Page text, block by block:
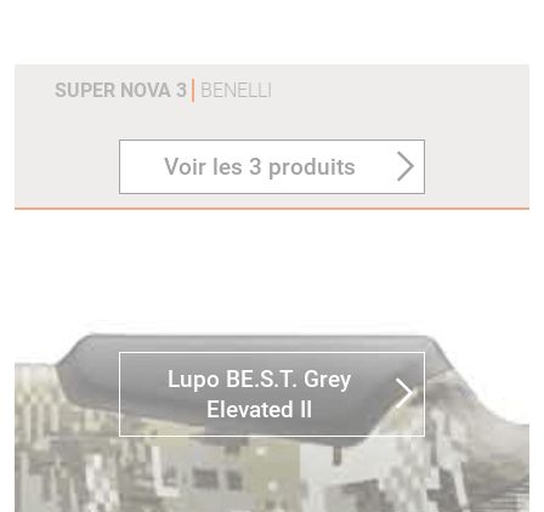
SUPER NOVA 3 BENELLI
Voir les 3 produits
Lupo BE.S.T. Grey
Elevated II